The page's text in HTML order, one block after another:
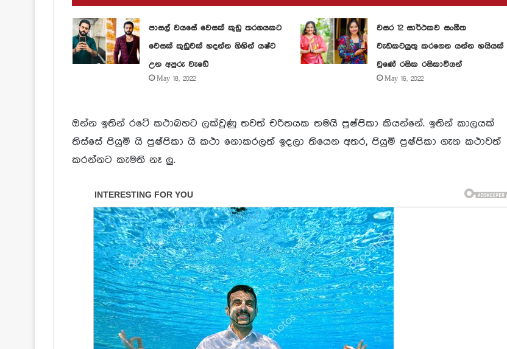
පාසල් වයසේ වෙසක් කුඩු තරගයකට
වෙසක් කුඩුවක් හදන්න ගිහින් යෂ්ට
උන අපුරු වැඩේ
May 18, 2022
වසර 12 සාර්ථකව සංගීත
වැඩකටයුතු කරගෙන යන්න හයියක්
වුණේ රසික රසිකාවියන්
May 16, 2022
ඔන්න ඉතින් රටේ කථාබහට ලක්වුණු තවත් චරිතයක තමයි පුෂ්පිකා කියන්නේ. ඉතින් කාලයක්
තිස්සේ පියුමි යි පුෂ්පිකා යි කථා නොකරලත් ඉදලා තියෙන අතර, පියුමි පුෂ්පිකා ගැන කථාවත්
කරන්නට කැමති නෑ ලු.